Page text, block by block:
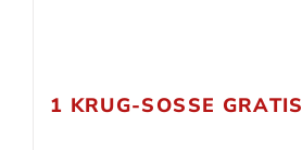
1 KRUG-SOSSE GRATIS